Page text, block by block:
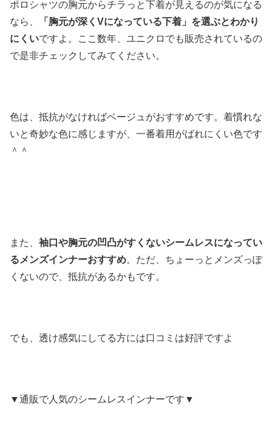
ポロシャツの胸元からチラっと下着が見えるのが気になる
なら、
「胸元が深くVになっている下着」を選ぶとわかり
にくいですよ。ここ数年、ユニクロでも販売されているの
で是非チェックしてみてください。
色は、抵抗がなければベージュがおすすめです。着慣れな
いと奇妙な色に感じますが、一番着用がばれにくい色です
＾＾
また、 袖口や胸元の凹凸がすくないシームレスになってい
るメンズインナーおすすめ。ただ、ちょーっとメンズっぽ
くないので、抵抗があるかもです。
でも、透け感気にしてる方には口コミは好評ですよ
▼通販で人気のシームレスインナーです▼